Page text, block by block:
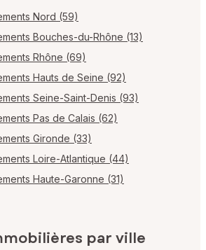
Nord (59)
Bouches-du-Rhône (13)
Rhône (69)
Hauts de Seine (92)
Seine-Saint-Denis (93)
Pas de Calais (62)
Gironde (33)
Loire-Atlantique (44)
Haute-Garonne (31)
par ville